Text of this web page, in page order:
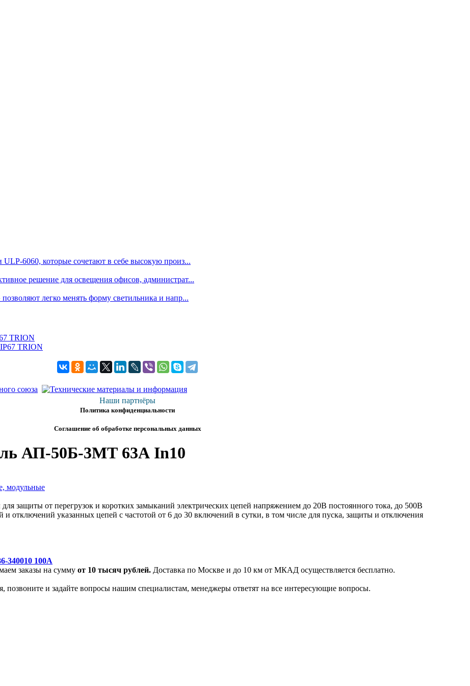
6060, которые сочетают в себе высокую произ...
решение для освещения офисов, администрат...
легко менять форму светильника и напр...
TRION
Наши партнёры
Политика конфиденциальности
Соглашение об обработке персональных данных
АП-50Б-3МТ 63А In10
модульные
защиты от перегрузок и коротких замыканий электрических цепей напряжением до 20В постоянного тока, до 500В
отключений указанных цепей с частотой от 6 до 30 включений в сутки, в том числе для пуска, защиты и отключения
340010 100А
заказы на сумму от 10 тысяч рублей. Доставка по Москве и до 10 км от МКАД осуществляется бесплатно.
позвоните и задайте вопросы нашим специалистам, менеджеры ответят на все интересующие вопросы.